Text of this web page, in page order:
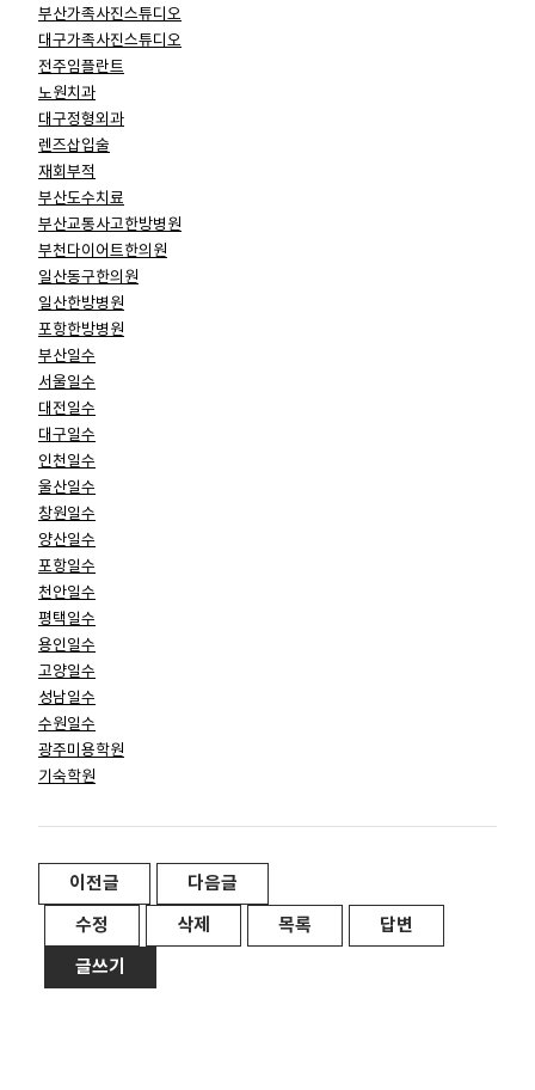
부산가족사진스튜디오
대구가족사진스튜디오
전주임플란트
노원치과
대구정형외과
렌즈삽입술
재회부적
부산도수치료
부산교통사고한방병원
부천다이어트한의원
일산동구한의원
일산한방병원
포항한방병원
부산일수
서울일수
대전일수
대구일수
인천일수
울산일수
창원일수
양산일수
포항일수
천안일수
평택일수
용인일수
고양일수
성남일수
수원일수
광주미용학원
기숙학원
이전글
다음글
수정
삭제 목록
답변
글쓰기